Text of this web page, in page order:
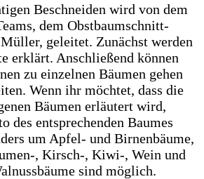
Beschneiden wird von dem
dem Obstbaumschnitt-
geleitet. Zunächst werden
erklärt. Anschließend können
zu einzelnen Bäumen gehen
Wenn ihr möchtet, dass die
Bäumen erläutert wird,
des entsprechenden Baumes
um Apfel- und Birnenbäume,
, Kirsch-, Kiwi-, Wein und
sind möglich.